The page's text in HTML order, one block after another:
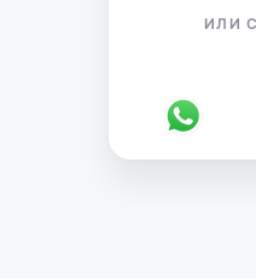
ИЛИ